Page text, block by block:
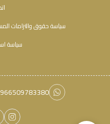
سياسة حقوق والتزامات
سياسة